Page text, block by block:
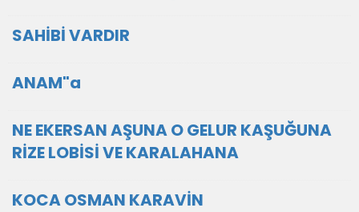
SAHİBİ VARDIR
ANAM"a
NE EKERSAN AŞUNA O GELUR KAŞUĞUNA
RİZE LOBİSİ VE KARALAHANA
KOCA OSMAN KARAVİN